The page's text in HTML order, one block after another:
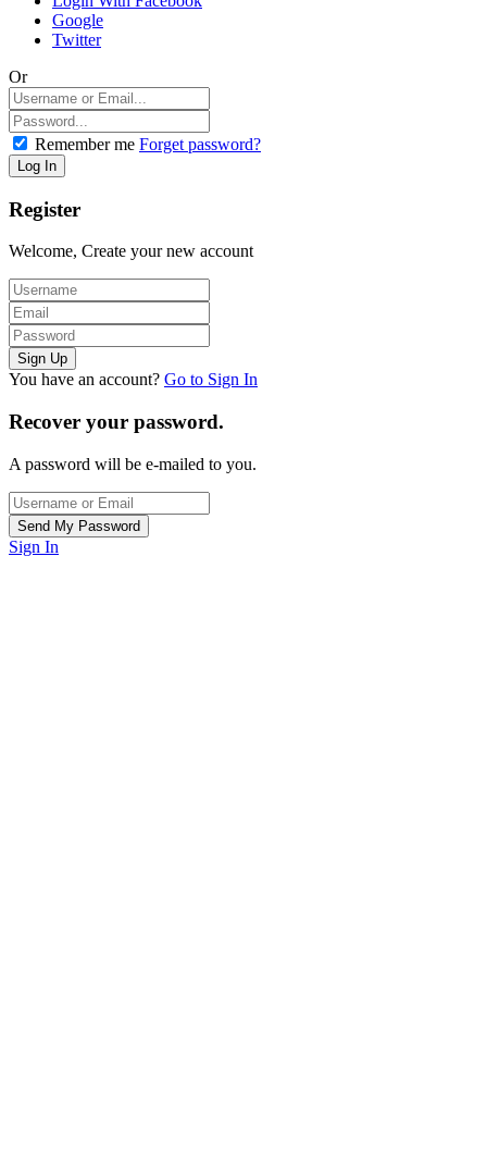
Google
Twitter
Or
Remember me Forget password?
Register
Welcome, Create your new account
You have an account? Go to Sign In
Recover your password.
A password will be e-mailed to you.
Sign In